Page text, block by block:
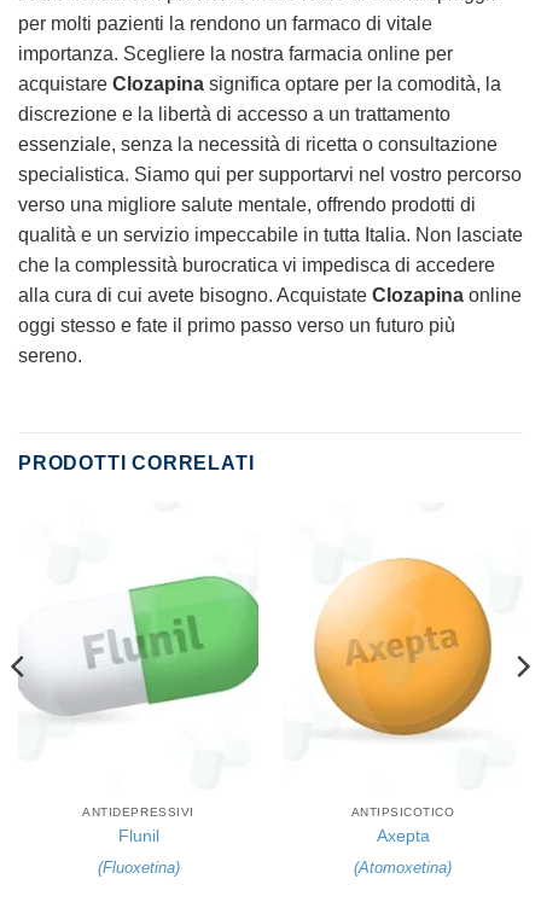
per molti pazienti la rendono un farmaco di vitale
importanza. Scegliere la nostra farmacia online per
acquistare Clozapina significa optare per la comodità, la
discrezione e la libertà di accesso a un trattamento
essenziale, senza la necessità di ricetta o consultazione
specialistica. Siamo qui per supportarvi nel vostro percorso
verso una migliore salute mentale, offrendo prodotti di
qualità e un servizio impeccabile in tutta Italia. Non lasciate
che la complessità burocratica vi impedisca di accedere
alla cura di cui avete bisogno. Acquistate Clozapina online
oggi stesso e fate il primo passo verso un futuro più
sereno.
PRODOTTI CORRELATI
ANTIDEPRESSIVI
Flunil
(Fluoxetina)
ANTIPSICOTICO
Axepta
(Atomoxetina)